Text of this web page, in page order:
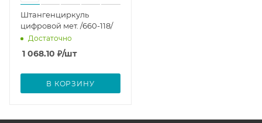
Штангенциркуль
цифровой мет. /660-118/
Достаточно
1 068.10 ₽/шт
В КОРЗИНУ